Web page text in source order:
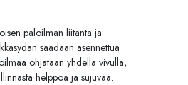
paloilman liitäntä ja
saadaan asennettua
ohjataan yhdellä vivulla,
helppoa ja sujuvaa.